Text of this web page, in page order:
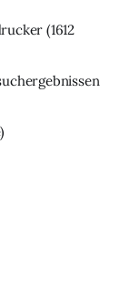
(1612